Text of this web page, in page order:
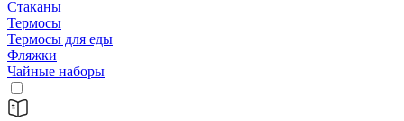
Стаканы
Термосы
Термосы для еды
Фляжки
Чайные наборы